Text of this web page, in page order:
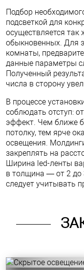
Подбор
подсветкой для
осуществляется так
обыкновенных. Для
комнаты,
данные параметры
Полученный
числа в сторону
В процессе
соблюдать отступ:
эффект. Чем ближе
потолку, тем ярче
освещения.
закреплять на
Ширина led-ленты
в толщина — от 2
следует учитывать